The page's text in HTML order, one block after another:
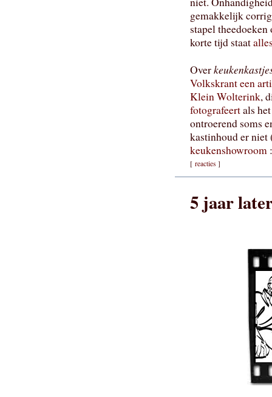
gemakkelijk
stapel
korte tijd staat
Over
Volkskrant een
Klein Wolterink,
fotografeertals
ontroerend soms
kastinhoud er
keukenshowroom
[ reacties ]
5 jaar